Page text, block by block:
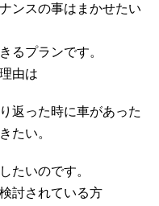
ンスの事はまかせたい
るプランです。
由は
返った時に車があった
たい。
たいのです。
討されている方